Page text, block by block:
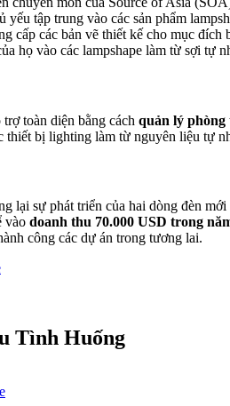
yếu tập trung vào các sản phẩm
cấp các bản vẽ thiết kế cho mục
họ vào các lampshape làm từ sợi tự
toàn diện bằng cách quản lý phòng
thiết bị lighting làm từ nguyên liệu tự
lại sự phát triển của hai dòng đèn mới
vào doanh thu 70.000 USD trong
công các dự án trong tương lai.
Tình Huống